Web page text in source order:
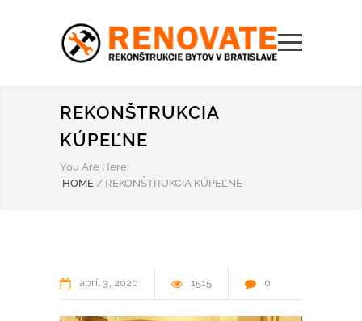
REKONŠTRUKCIA
KÚPEĽNE
You Are Here:
HOME / REKONŠTRUKCIA KÚPEĽNE
apríl 3 2020 1515 0